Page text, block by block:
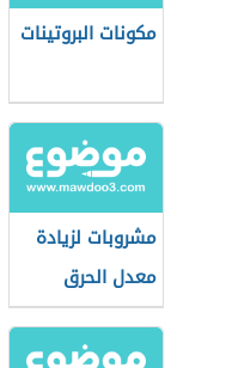
مكونات البروتينات
مشروبات لزيادة
معدل الحرق